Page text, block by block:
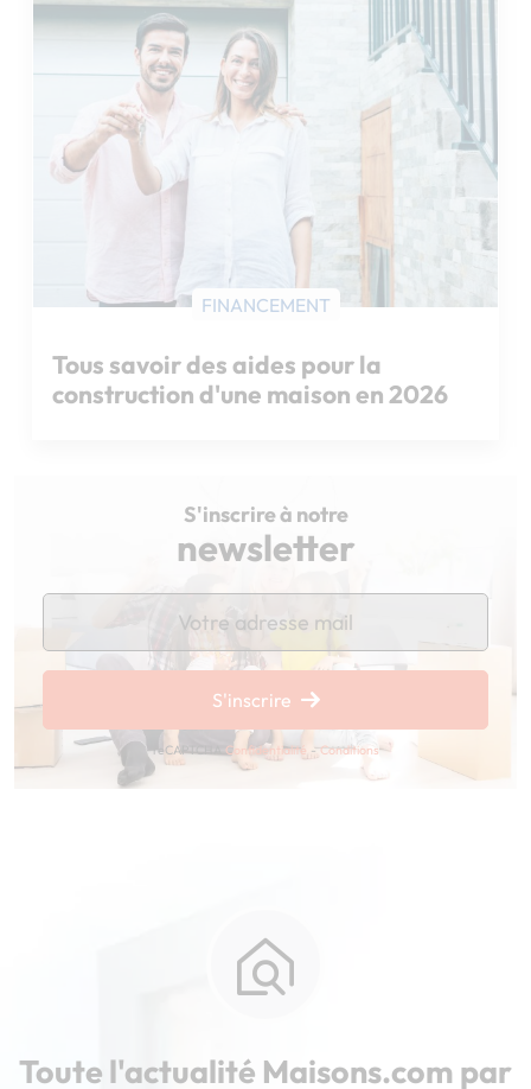
Chargement...
FINANCEMENT CONSTRUCTION
Quel est le prix de construction d'une
maison au m² ?
S'inscrire à notre
newsletter
Chargement...
S'inscrire
reCAPTCHA Confidentialité - Conditions
Toute l'actualité Maisons.com par